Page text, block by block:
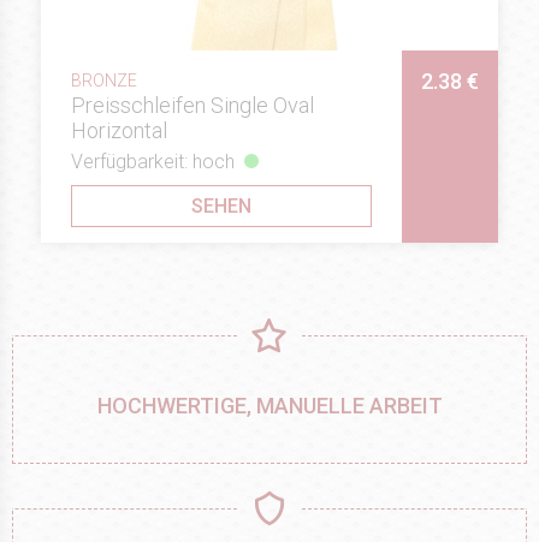
BRONZE
Preisschleifen Single Oval
Horizontal
2.38 €
Verfügbarkeit: hoch
SEHEN
HOCHWERTIGE, MANUELLE ARBEIT